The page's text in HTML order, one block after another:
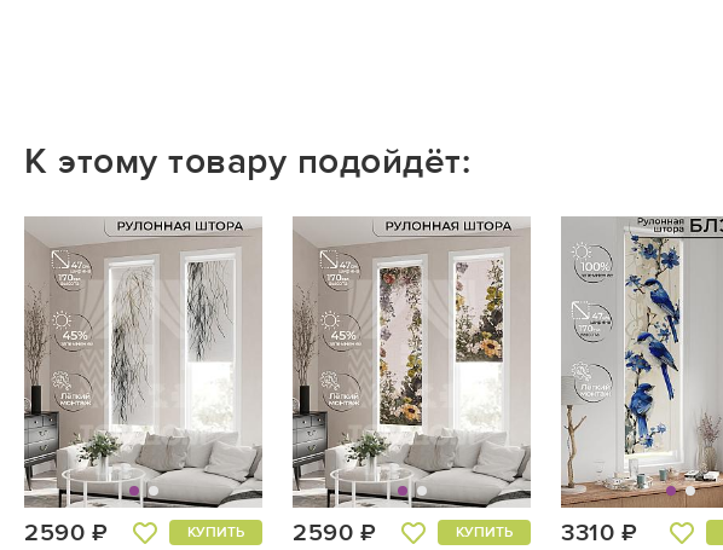
К этому товару подойдёт:
2590 ₽ КУПИТЬ 2590 ₽ КУПИТЬ 3310 ₽